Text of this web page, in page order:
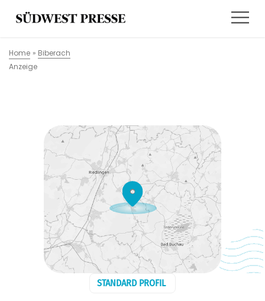
Home » Biberach
Anzeige
STANDARD PROFIL